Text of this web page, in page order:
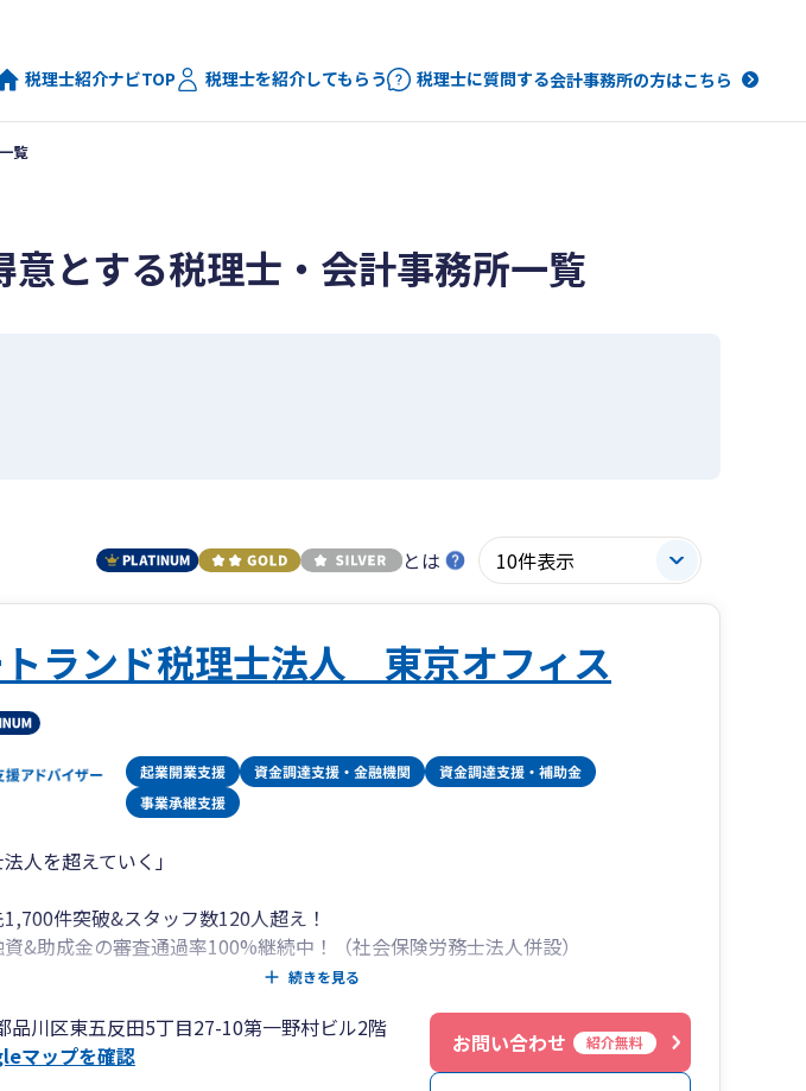
税理士紹介ナビTOP 税理士を紹介してもらう 税理士に質問する会計事務所の方はこちら
覧
とする税理士・会計事務所一覧
とは
ランド税理士法人 東京オフィス
法人を超えていく」
1,700件突破&スタッフ数120人超え！
資&助成金の審査通過率100%継続中！（社会保険労務士法人併設）
立代行は顧問契約で代行手数料14万円が無料！（登記は司法書士が行います）
ザー）
トアップの創業支援から売上数百億円規模の大企業の事業承継まで対応可能！
続きを見る
品川区東五反田5丁目27-10第一野村ビル2階
マップを確認
お問い合わせ 紹介無料